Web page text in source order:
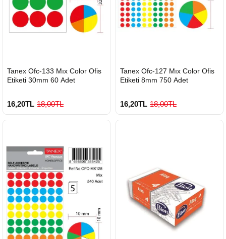
GÖNDERİ
Tanex Ofc-133 Mıx Color Ofis
Etiketi 30mm 60 Adet
16,20TL 18,00TL
GÖNDERİ
Tanex Ofc-127 Mıx Color Ofis
Etiketi 8mm 750 Adet
16,20TL 18,00TL